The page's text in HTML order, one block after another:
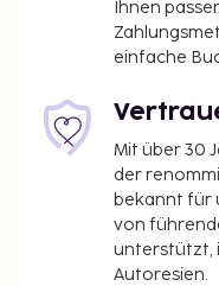
Quadratmeter)
Konferenzfläche
Kostenloses WLAN,
Hochzeitsservice
in der Lobby und
Hotel. Dieses Hotel
hervorragenden
Zimmerservice.
Ihnen
einfache
Mit über 30
der
bekannt für
von
unterstützt,
Autoresien.